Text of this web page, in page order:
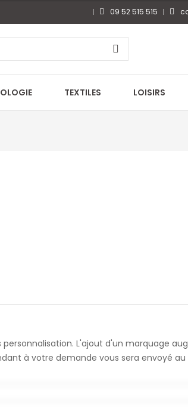
09 52 515 515
TEXTILES LOISIRS
L'ajout d'un marquage
à votre demande vous sera envoyé au